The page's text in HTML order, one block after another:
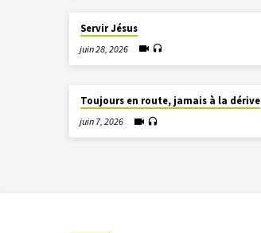
Servir Jésus
juin 28, 2026
Toujours en route, jamais à la dérive
juin 7, 2026